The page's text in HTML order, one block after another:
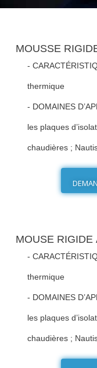
MOUSSE
-
thermique
- DOMAINES
les plaques
chaudières ;
MOUSE RIGIDE
-
thermique
- DOMAINES
les plaques
chaudières ;